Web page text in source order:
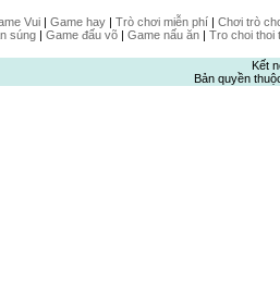
Vui| Game hay| Trò chơi miễn phí| Chơi trò
súng| Game đấu võ| Game nấu ăn| Tro choi thoi
Kết
Bản quyền